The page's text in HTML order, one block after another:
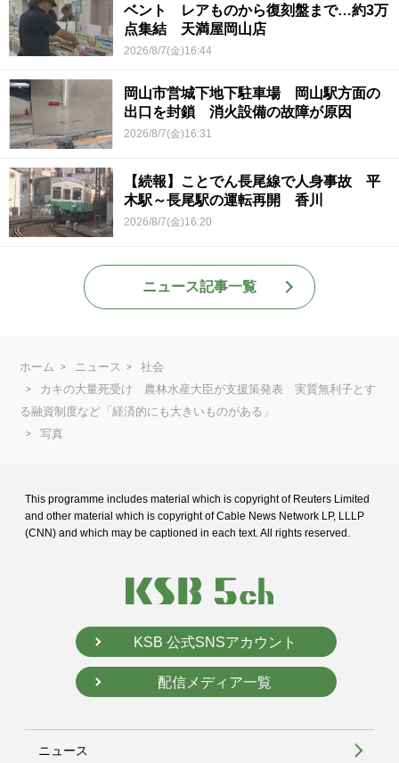
ベント レアものから復刻盤まで…約3万
点集結 天満屋岡山店
2026/8/7(金)16:44
岡山市営城下地下駐車場 岡山駅方面の
出口を封鎖 消火設備の故障が原因
2026/8/7(金)16:31
【続報】ことでん長尾線で人身事故 平
木駅～長尾駅の運転再開 香川
2026/8/7(金)16:20
ニュース記事一覧
ホーム ニュース
社会
カキの大量死受け 農林水産大臣が支援策発表 実質無利子とす
る融資制度など「経済的にも大きいものがある」
写真
This programme includes material which is copyright of Reuters Limited
and other material which is copyright of Cable News Network LP, LLLP
(CNN) and which may be captioned in each text. All rights reserved.
KSB 公式SNSアカウント
配信メディア一覧
ニュース